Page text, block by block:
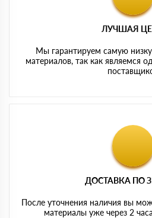
ЛУЧШАЯ
Мы гарантируем самую
материалов, так как являемся
ДОСТАВКА ПО
После уточнения наличия вы
материалы уже через 2